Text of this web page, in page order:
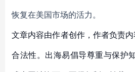
恢复在美国市场的活力。
文章内容由作者创作，作者负责
合法性。出海易倡导尊重与保护